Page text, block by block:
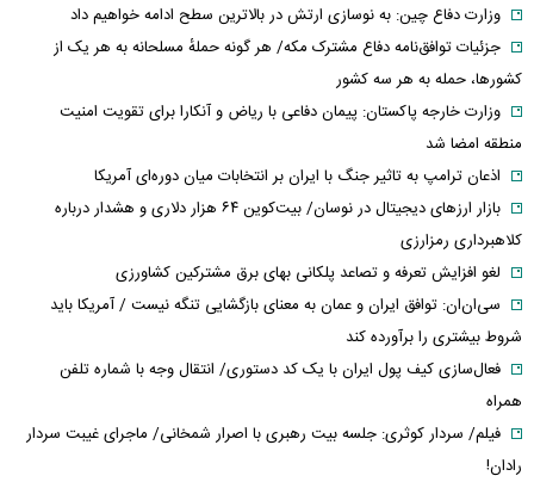
وزارت دفاع چین: به نوسازی ارتش در بالاترین سطح ادامه خواهیم داد
جزئیات توافق‌نامه دفاع مشترک مکه/ هر گونه حملهٔ مسلحانه به هر یک از
کشورها، حمله به هر سه کشور
وزارت خارجه پاکستان: پیمان دفاعی با ریاض و آنکارا برای تقویت امنیت
منطقه امضا شد
اذعان ترامپ به تاثیر جنگ با ایران بر انتخابات میان دوره‌ای آمریکا
بازار ارزهای دیجیتال در نوسان/ بیت‌کوین ۶۴ هزار دلاری و هشدار درباره
کلاهبرداری رمزارزی
لغو افزایش تعرفه و تصاعد پلکانی بهای برق مشترکین کشاورزی
سی‌ان‌ان: توافق ایران و عمان به معنای بازگشایی تنگه نیست / آمریکا باید
شروط بیشتری را برآورده کند
فعال‌سازی کیف پول ایران با یک کد دستوری/ انتقال وجه با شماره تلفن
همراه
فیلم/ سردار کوثری: جلسه بیت رهبری با اصرار شمخانی/ ماجرای غیبت سردار
رادان!